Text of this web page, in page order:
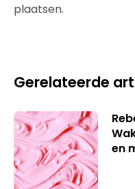
plaatsen.
Gerelateerde
en